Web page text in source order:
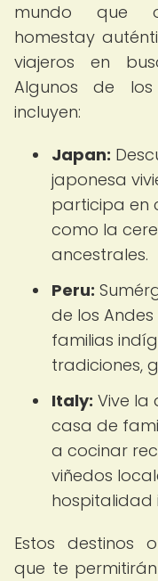
mundo que
homestay
viajeros en
Algunos de
incluyen:
Japan:
japonesa
participa en
como la
ancestrales.
Peru:
de los
familias
tradiciones,
Italy: Vive la
casa de
a cocinar
viñedos
hospitalidad
Estos destinos
que te